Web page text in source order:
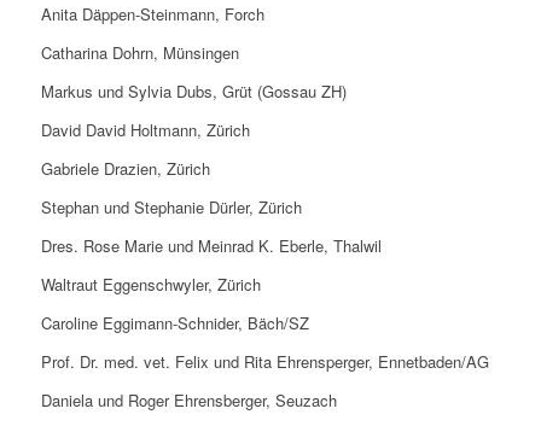
Anita Däppen-Steinmann, Forch
Catharina Dohrn, Münsingen
Markus und Sylvia Dubs, Grüt (Gossau ZH)
David David Holtmann, Zürich
Gabriele Drazien, Zürich
Stephan und Stephanie Dürler, Zürich
Dres. Rose Marie und Meinrad K. Eberle, Thalwil
Waltraut Eggenschwyler, Zürich
Caroline Eggimann-Schnider, Bäch/SZ
Prof. Dr. med. vet. Felix und Rita Ehrensperger, Ennetbaden/AG
Daniela und Roger Ehrensberger, Seuzach